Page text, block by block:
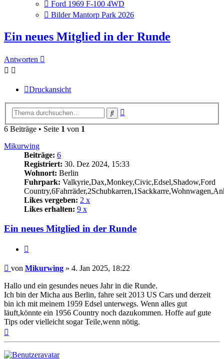
Beitrag
letzten
Beitrag
Gehe
zum
letzten
Ford 1969 F-100 4WD
Gehe
letzten
Beitrag
Bilder Mantorp Park 2026
Ein neues Mitglied in der Runde
Antworten
Druckansicht
Suche
6 Beiträge • Seite 1 von 1
Mikurwing
Beiträge: 6
Registriert: 30. Dez 2024, 15:33
Wohnort: Berlin
Fuhrpark: Valkyrie,Dax,Monkey,Civic,Edsel,Shadow,Ford
Likes vergeben: 2 x
Likes erhalten: 9 x
Ein neues Mitglied in der Runde
Beitrag
von Mikurwing » 4. Jan 2025, 18:22
Hallo und ein gesundes neues Jahr in die Runde.
Ich bin der Micha aus Berlin, fahre seit 2013 US Cars und derzeit
bin ich mit meinem 1959 Edsel unterwegs. Wenn alles gut
läuft,könnte ein 1956 Country noch dazukommen. Hoffe auf gute
Tips oder vielleicht sogar Teile,wenn nötig.